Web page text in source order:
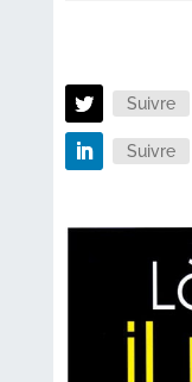
Suivre
Suivre